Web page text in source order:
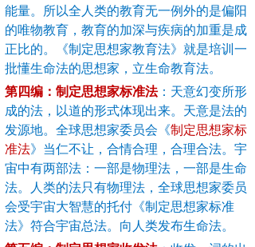
能量。
所以全人类的教育无一例外的是偏阳
的唯物教育，教育的加深与疾病的加重是成
正比的。《制定思想家教育法》就是培训一
批懂生命法的思想家，立生命教育法。
第四编：制定思想家标准法：天意幻变所形
成的法，以道的形式体现出来。天意是法的
发源地。全球思想家委员会《制定思想家标
准法》当仁不让，合情合理，合理合法。宇
宙中有两部法：一部是物理法，一部是生命
法。人类的法只有物理法，全球思想家委员
会受宇宙大智慧的托付《制定思想家标准
法》符合宇宙总法。向人类发布生命法。